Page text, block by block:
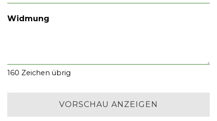
Widmung
160 Zeichen übrig
VORSCHAU ANZEIGEN